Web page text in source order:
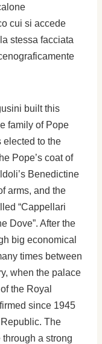
cui si accede
stessa facciata
built this
family of Pope
elected to the
Pope’s coat of
Benedictine
arms, and the
“Cappellari
Dove”. After the
big economical
times between
when the palace
the Royal
since 1945
The
a strong